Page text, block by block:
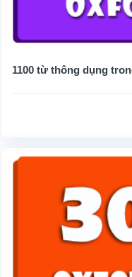
1100 từ thông dụng